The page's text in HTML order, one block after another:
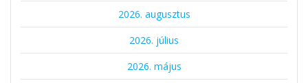
2026. augusztus
2026. július
2026. május